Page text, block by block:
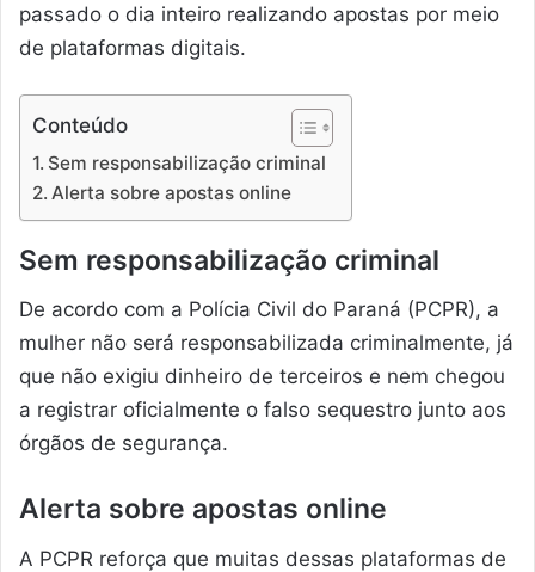
passado o dia inteiro realizando apostas por meio
de plataformas digitais.
Conteúdo
Sem responsabilização criminal
Alerta sobre apostas online
Sem responsabilização criminal
De acordo com a Polícia Civil do Paraná (PCPR), a
mulher não será responsabilizada criminalmente, já
que não exigiu dinheiro de terceiros e nem chegou
a registrar oficialmente o falso sequestro junto aos
órgãos de segurança.
Alerta sobre apostas online
A PCPR reforça que muitas dessas plataformas de